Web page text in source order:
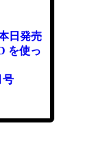
日発売
を使っ
号